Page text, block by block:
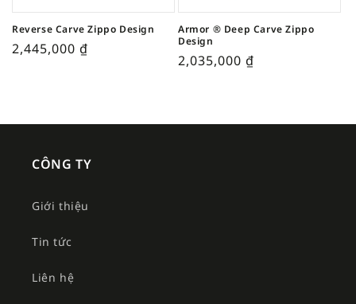
Reverse Carve Zippo Design
2,445,000 ₫
Armor ® Deep Carve Zippo
Design
2,035,000 ₫
CÔNG TY
Giới thiệu
Tin tức
Liên hệ